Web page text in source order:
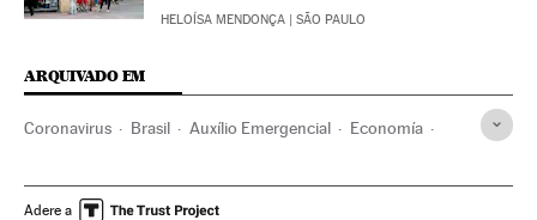
HELOÍSA MENDONÇA | SÃO PAULO
ARQUIVADO EM
Coronavirus Brasil Auxílio Emergencial Economía
Pandemia Informalismo
Adere a